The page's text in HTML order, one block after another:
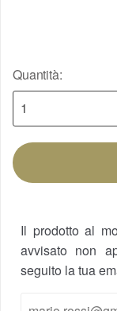
Quantità:
Il prodotto al
avvisato non
seguito la tua